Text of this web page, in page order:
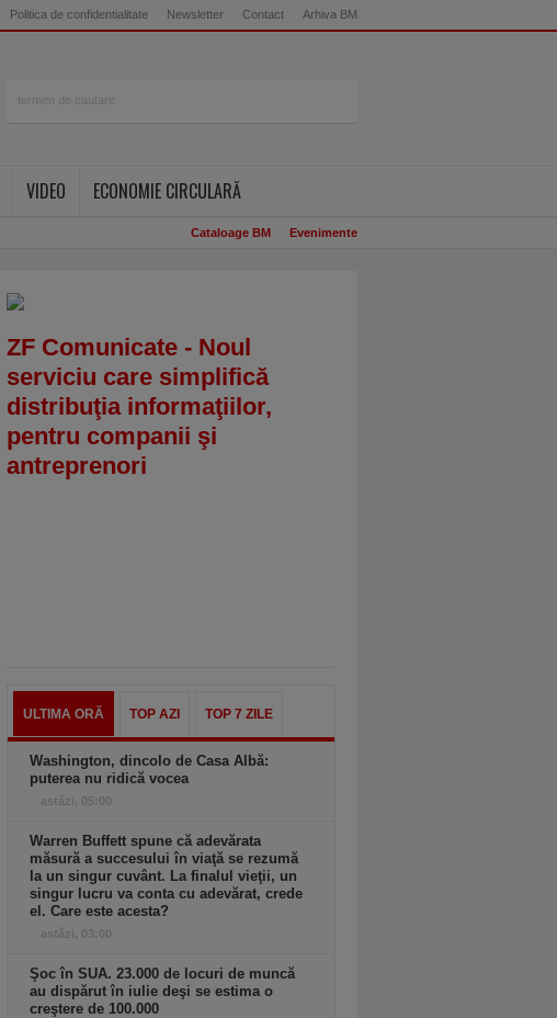
Politica de confidentialitate Newsletter Contact Arhiva BM
VIDEO
ECONOMIE CIRCULARĂ
Cataloage BM Evenimente
ZF Comunicate - Noul
serviciu care simplifică
distribuţia informaţiilor,
pentru companii şi
antreprenori
ULTIMA ORĂ TOP AZI TOP 7 ZILE
Washington, dincolo de Casa Albă:
puterea nu ridică vocea
astăzi, 05:00
Warren Buffett spune că adevărata
măsură a succesului în viaţă se rezumă
la un singur cuvânt. La finalul vieţii, un
singur lucru va conta cu adevărat, crede
el. Care este acesta?
astăzi, 03:00
Şoc în SUA. 23.000 de locuri de muncă
au dispărut în iulie deşi se estima o
creştere de 100.000